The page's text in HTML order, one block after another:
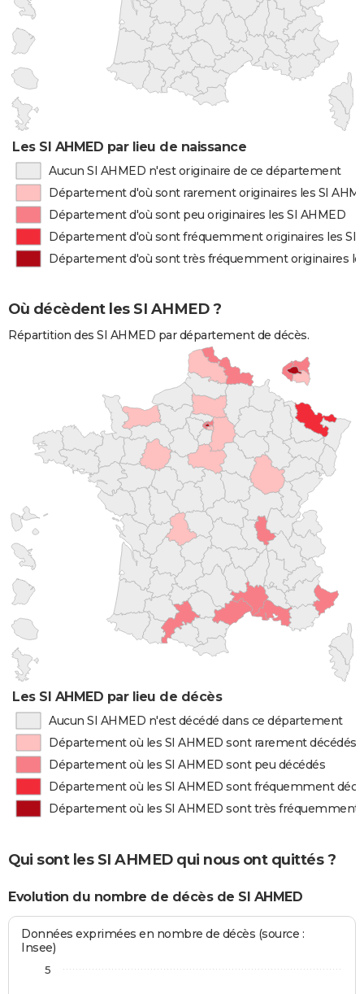
Les SI AHMED par lieu de naissance
Aucun SI AHMED n'est originaire de ce département
Département d'où sont rarement originaires les SI
Département d'où sont peu originaires les SI AHMED
Département d'où sont fréquemment originaires les SI
Département d'où sont très fréquemment originaires
Où décèdent les SI AHMED ?
Répartition des SI AHMED par département de décès.
Les SI AHMED par lieu de décès
Aucun SI AHMED n'est décédé dans ce département
Département où les SI AHMED sont rarement décédés
Département où les SI AHMED sont peu décédés
Département où les SI AHMED sont fréquemment
Département où les SI AHMED sont très fréquemment
Qui sont les SI AHMED qui nous ont quittés ?
Evolution du nombre de décès de SI AHMED
Données exprimées en nombre de décès (source :
Insee)
5